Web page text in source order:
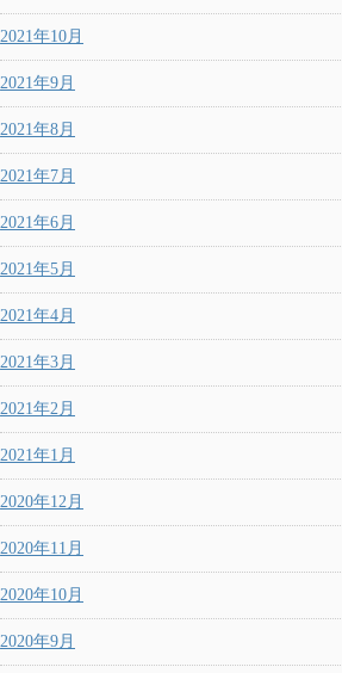
2021年10月
2021年9月
2021年8月
2021年7月
2021年6月
2021年5月
2021年4月
2021年3月
2021年2月
2021年1月
2020年12月
2020年11月
2020年10月
2020年9月